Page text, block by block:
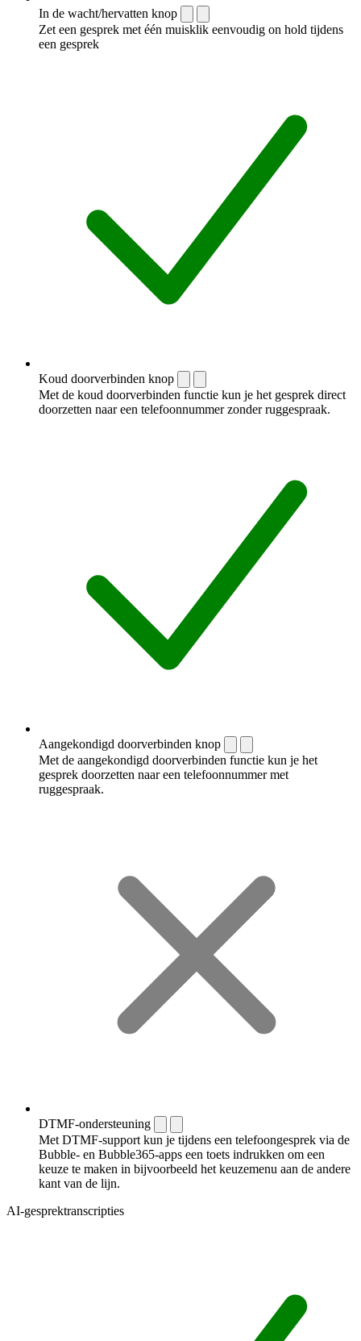
In de wacht/hervatten knop
Zet een gesprek met één muisklik eenvoudig on hold tijdens
een gesprek
Koud doorverbinden knop
Met de koud doorverbinden functie kun je het gesprek direct
doorzetten naar een telefoonnummer zonder ruggespraak.
Aangekondigd doorverbinden knop
Met de aangekondigd doorverbinden functie kun je het
gesprek doorzetten naar een telefoonnummer met
ruggespraak.
DTMF-ondersteuning
Met DTMF-support kun je tijdens een telefoongesprek via de
Bubble- en Bubble365-apps een toets indrukken om een
keuze te maken in bijvoorbeeld het keuzemenu aan de andere
kant van de lijn.
AI-gesprektranscripties